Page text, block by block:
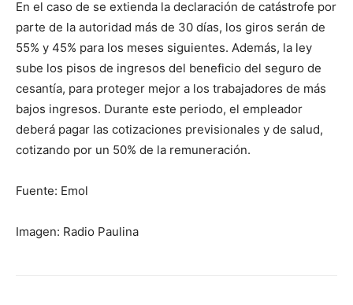
En el caso de se extienda la declaración de catástrofe por
parte de la autoridad más de 30 días, los giros serán de
55% y 45% para los meses siguientes. Además, la ley
sube los pisos de ingresos del beneficio del seguro de
cesantía, para proteger mejor a los trabajadores de más
bajos ingresos. Durante este periodo, el empleador
deberá pagar las cotizaciones previsionales y de salud,
cotizando por un 50% de la remuneración.
Fuente: Emol
Imagen: Radio Paulina